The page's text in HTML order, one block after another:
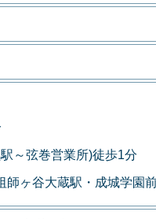
～弦巻営業所)徒歩1分
師ヶ谷大蔵駅・成城学園